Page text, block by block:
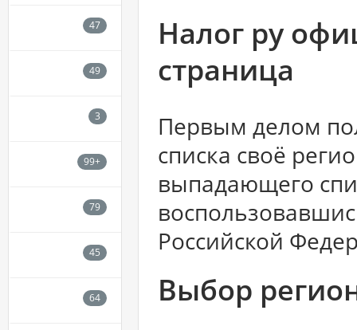
Налог ру
страница
Первым делом
списка своё
выпадающего
Российской
Выбор